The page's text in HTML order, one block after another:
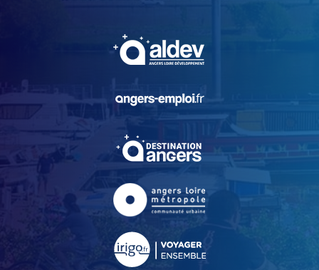
, Ouvre une nouvelle
, Ouvre une nouvelle